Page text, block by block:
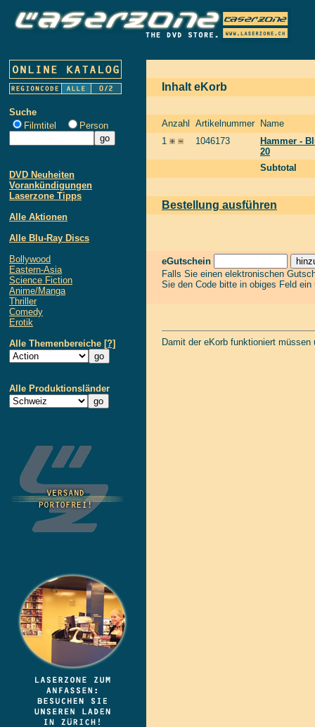
Suche
Filmtitel
Person
DVD Neuheiten
Vorankündigungen
Laserzone Tipps
Alle Aktionen
Alle Blu-Ray Discs
Bollywood
Eastern-Asia
Science Fiction
Anime/Manga
Thriller
Comedy
Erotik
Alle Themenbereiche [?]
Alle Produktionsländer
Inhalt eKorb
Anzahl Artikelnummer
Name
1
1046173
Hammer -
20
Subtotal
Bestellung ausführen
eGutschein
Falls Sie einen elektronischen
Sie den Code bitte in obiges Feld
Damit der eKorb funktioniert